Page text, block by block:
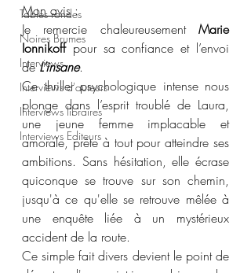
Tables rondes
Noires Brumes
Interviews
Interviews d'auteurs
Interviews libraires
Interviews Editeurs
Mon avis :
Je remercie chaleureusement Marie
Ionnikoff pour sa confiance et l’envoi
de L’insane.
Ce thriller psychologique intense nous
plonge dans l’esprit troublé de Laura,
une jeune femme implacable et
amorale, prête à tout pour atteindre ses
ambitions. Sans hésitation, elle écrase
quiconque se trouve sur son chemin,
jusqu'à ce qu'elle se retrouve mêlée à
une enquête liée à un mystérieux
accident de la route.
Ce simple fait divers devient le point de